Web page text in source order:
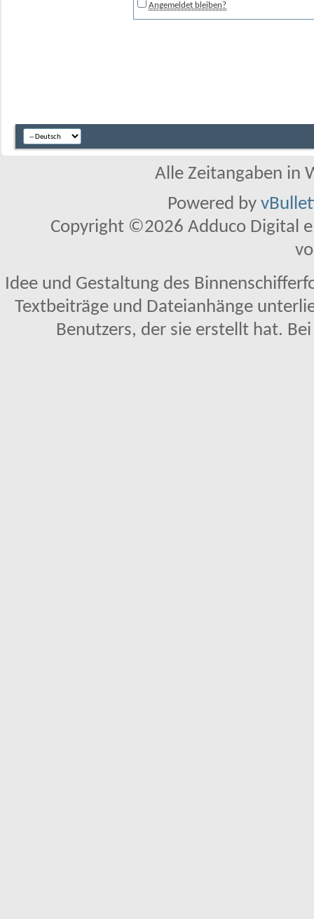
Angemeldet bleiben?
Alle Zeitangaben in
Powered by
Copyright ©2026 Adduco Digital
Idee und Gestaltung des
Textbeiträge und Dateianhänge
Benutzers, der sie erstellt hat.